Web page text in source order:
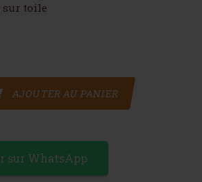
sur toile
avec des girafes
AJOUTER AU PANIER
sur WhatsApp